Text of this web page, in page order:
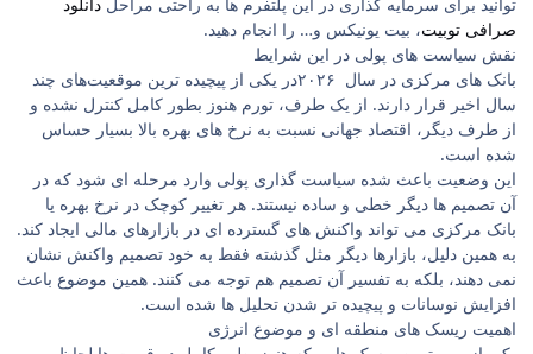
صرافی توبیت، بیت یونیکس و… را انجام دهید.
نقش سیاست ‌های پولی در این شرایط
بانک ‌های مرکزی در سال ۲۰۲۶در یکی از پیچیده ‌ترین موقعیت‌های چند
سال اخیر قرار دارند. از یک طرف، تورم هنوز ‌بطور کامل کنترل نشده و
از طرف دیگر، اقتصاد جهانی نسبت به نرخ‌ های بهره بالا بسیار حساس
شده است.
این وضعیت باعث شده سیاست‌ گذاری پولی وارد مرحله ‌ای شود که در
آن تصمیم‌ ها دیگر خطی و ساده نیستند. هر تغییر کوچک در نرخ بهره یا
بانک مرکزی می ‌تواند واکنش ‌های گسترده‌ ای در بازارهای مالی ایجاد کند.
به همین دلیل، بازارها دیگر مثل گذشته فقط به خود تصمیم واکنش نشان
نمی‌ دهند، بلکه به تفسیر آن تصمیم هم توجه می ‌کنند. همین موضوع باعث
افزایش نوسانات و پیچیده‌ تر شدن تحلیل ‌ها شده است.
اهمیت ریسک‌ های منطقه ‌ای و موضوع انرژی